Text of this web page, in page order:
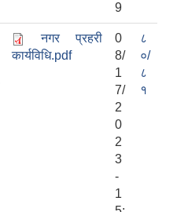
9
नगर प्रहरी
कार्यविधि.pdf
0
8/
1
7/
2
0
2
3
-
1
८
०/
८
१